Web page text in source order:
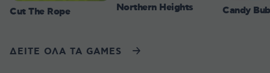
Cut The Rope Northern Heights Candy
ΔΕΙΤΕ ΟΛΑ ΤΑ GAMES